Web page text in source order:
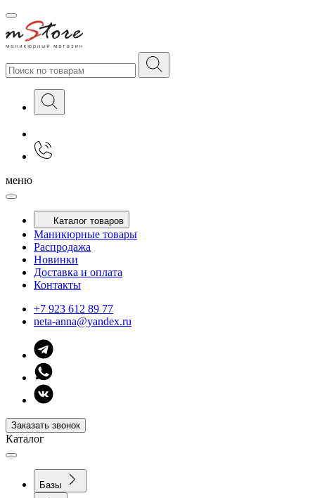
меню
Каталог товаров
Маникюрные товары
Распродажа
Новинки
Доставка и оплата
Контакты
+7 923 612 89 77
neta-anna@yandex.ru
Заказать звонок
Каталог
Базы